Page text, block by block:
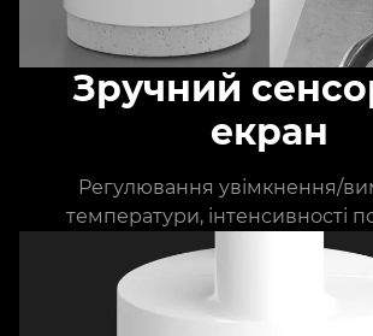
Зручний
екран
Регулювання увімкнення/
температури, інтенсивності